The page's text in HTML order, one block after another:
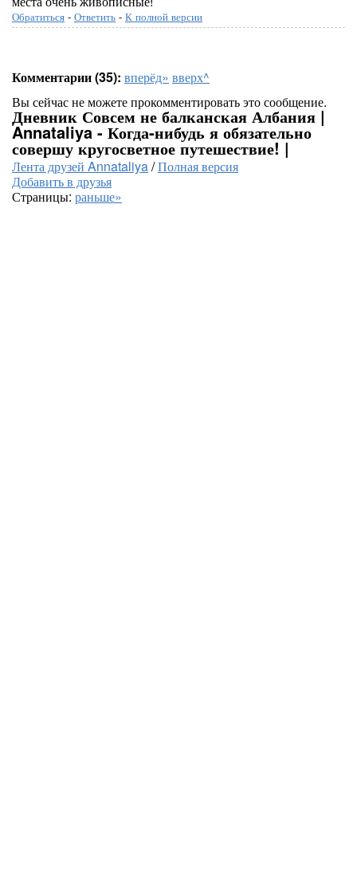
Обратиться - Ответить - К полной версии
Комментарии (35): вперёд» вверх^
Вы сейчас не можете прокомментировать это сообщение.
Дневник Совсем не балканская Албания |
Annataliya - Когда-нибудь я обязательно
совершу кругосветное путешествие! |
Лента друзей Annataliya/Полная версия
Добавить в друзья
Страницы: раньше»